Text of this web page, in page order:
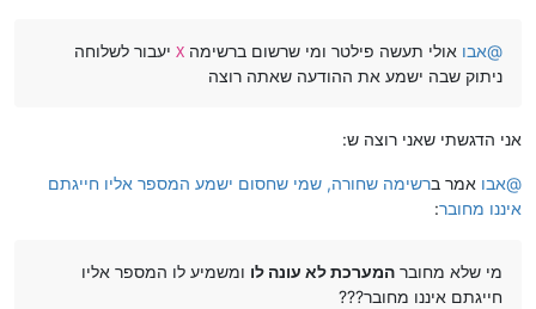
@אבו אולי תעשה פילטר ומי שרשום ברשימה X יעבור לשלוחה
ניתוק שבה ישמע את ההודעה שאתה רוצה
אני הדגשתי שאני רוצה ש:
@אבו אמר ברשימה שחורה, שמי שחסום ישמע המספר אליו חייגתם
איננו מחובר:
מי שלא מחובר המערכת לא עונה לו ומשמיע לו המספר אליו
חייגתם איננו מחובר???